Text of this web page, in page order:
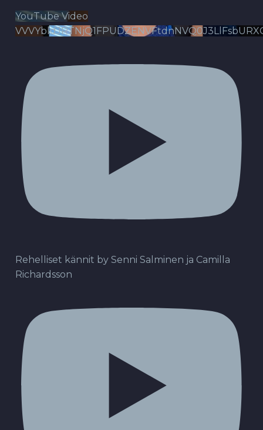
YouTube Video
Rehelliset kännit by Senni Salminen ja Camilla
Richardsson